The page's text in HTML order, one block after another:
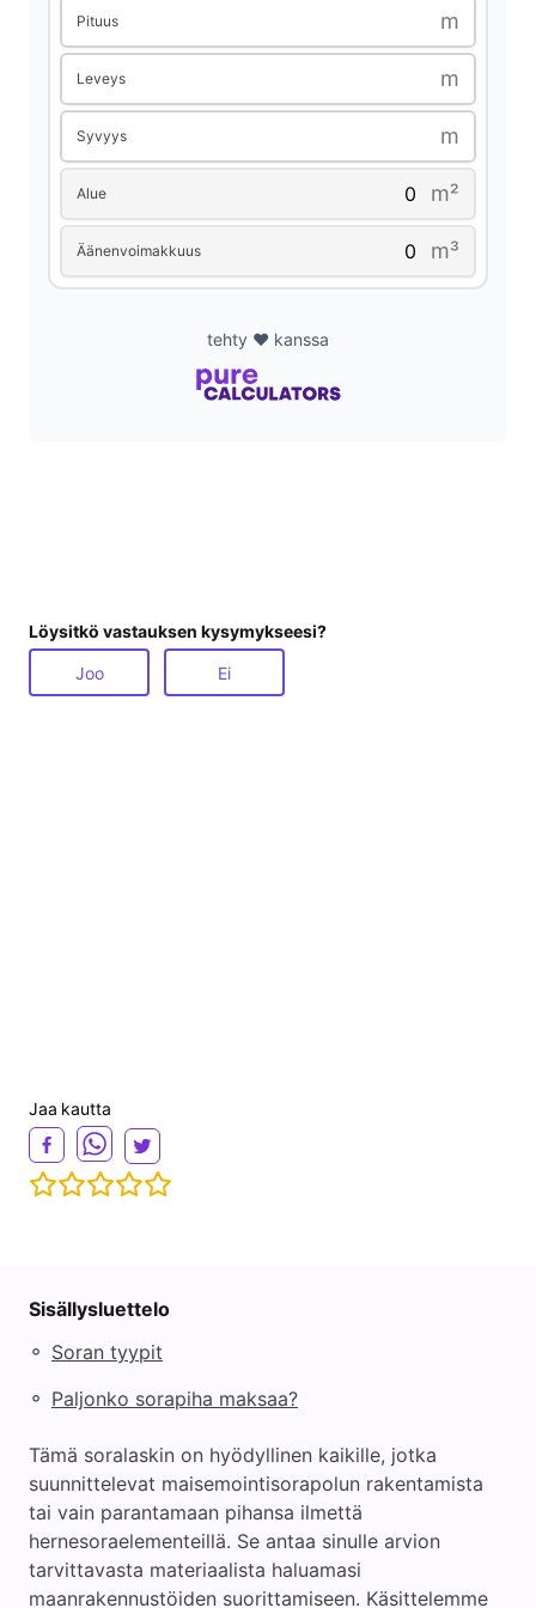
d
e
Pituus m
Leveys m
Syvyys m
Alue m²
Äänenvoimakkuus m³
tehty ❤️ kanssa
Löysitkö vastauksen kysymykseesi?
Joo Ei
Jaa kautta
Sisällysluettelo
◦ Soran tyypit
◦ Paljonko sorapiha maksaa?
Tämä soralaskin on hyödyllinen kaikille, jotka
suunnittelevat maisemointisorapolun rakentamista
tai vain parantamaan pihansa ilmettä
hernesoraelementeillä. Se antaa sinulle arvion
tarvittavasta materiaalista haluamasi
maanrakennustöiden suorittamiseen. Käsittelemme